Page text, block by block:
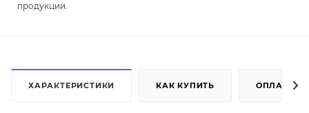
продукции.
ХАРАКТЕРИСТИКИ КАК КУПИТЬ ОПЛАТА